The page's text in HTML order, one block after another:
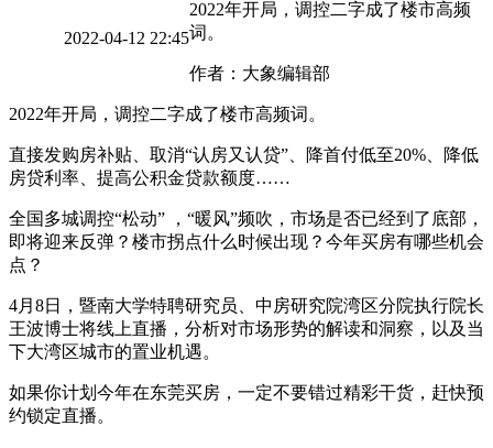
2022-04-12 22:45
2022年开局，调控二字成了楼市高频
词。
作者：大象编辑部
2022年开局，调控二字成了楼市高频词。
直接发购房补贴、取消“认房又认贷”、降首付低至20%、降低
房贷利率、提高公积金贷款额度……
全国多城调控“松动” ，“暖风”频吹，市场是否已经到了底部，
即将迎来反弹？楼市拐点什么时候出现？今年买房有哪些机会
点？
4月8日，暨南大学特聘研究员、中房研究院湾区分院执行院长
王波博士将线上直播，分析对市场形势的解读和洞察，以及当
下大湾区城市的置业机遇。
如果你计划今年在东莞买房，一定不要错过精彩干货，赶快预
约锁定直播。